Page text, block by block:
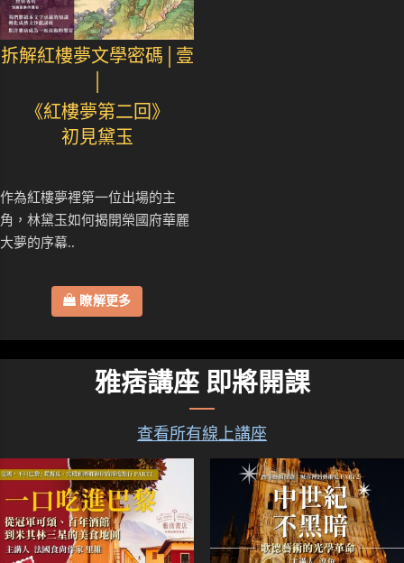
拆解紅樓夢文學密碼│壹
《紅樓夢第二回》
初見黛玉
作為紅樓夢裡第一位出場的主
角，林黛玉如何揭開榮國府華麗
大夢的序幕..
瞭解更多
雅痞講座 即將開課
查看所有線上講座